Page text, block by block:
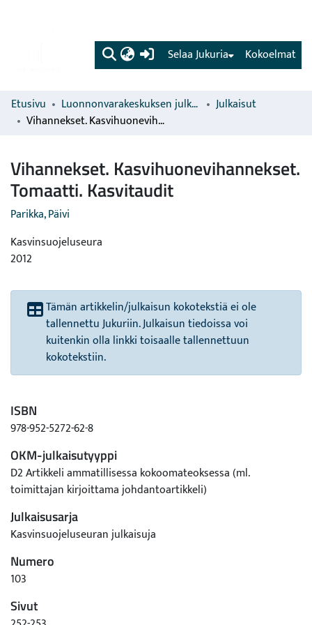
(current) Kokoelmat
Selaa Jukuria
Etusivu Luonnonvarakeskuksen julkaisut
Julkaisut
Vihannekset. Kasvihuonevihannekset. Tomaatti. Kasvitaudit
Vihannekset. Kasvihuonevihannekset.
Tomaatti. Kasvitaudit
Parikka, Päivi
Kasvinsuojeluseura
2012
Tämän artikkelin/julkaisun kokotekstiä ei ole
tallennettu Jukuriin. Julkaisun tiedoissa voi
kuitenkin olla linkki toisaalle tallennettuun
kokotekstiin.
ISBN
978-952-5272-62-8
OKM-julkaisutyyppi
D2 Artikkeli ammatillisessa kokoomateoksessa (ml.
toimittajan kirjoittama johdantoartikkeli)
Julkaisusarja
Kasvinsuojeluseuran julkaisuja
Numero
103
Sivut